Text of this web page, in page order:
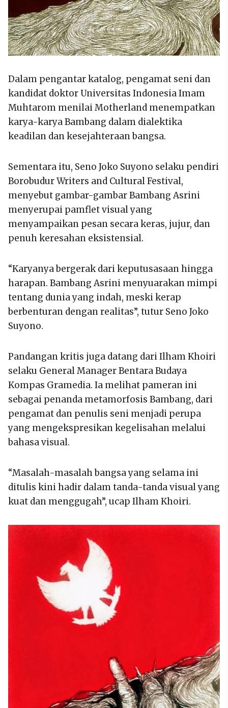
Dalam pengantar katalog, pengamat seni dan
kandidat doktor Universitas Indonesia Imam
Muhtarom menilai Motherland menempatkan
karya-karya Bambang dalam dialektika
keadilan dan kesejahteraan bangsa.
Sementara itu, Seno Joko Suyono selaku pendiri
Borobudur Writers and Cultural Festival,
menyebut gambar-gambar Bambang Asrini
menyerupai pamflet visual yang
menyampaikan pesan secara keras, jujur, dan
penuh keresahan eksistensial.
“Karyanya bergerak dari keputusasaan hingga
harapan. Bambang Asrini menyuarakan mimpi
tentang dunia yang indah, meski kerap
berbenturan dengan realitas”, tutur Seno Joko
Suyono.
Pandangan kritis juga datang dari Ilham Khoiri
selaku General Manager Bentara Budaya
Kompas Gramedia. Ia melihat pameran ini
sebagai penanda metamorfosis Bambang, dari
pengamat dan penulis seni menjadi perupa
yang mengekspresikan kegelisahan melalui
bahasa visual.
“Masalah-masalah bangsa yang selama ini
ditulis kini hadir dalam tanda-tanda visual yang
kuat dan menggugah”, ucap Ilham Khoiri.